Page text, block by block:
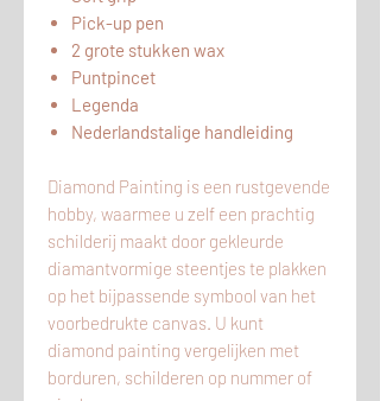
Pick-up pen
2 grote stukken wax
Puntpincet
Legenda
Nederlandstalige handleiding
Diamond Painting is een rustgevende
hobby, waarmee u zelf een prachtig
schilderij maakt door gekleurde
diamantvormige steentjes te plakken
op het bijpassende symbool van het
voorbedrukte canvas. U kunt
diamond painting vergelijken met
borduren, schilderen op nummer of